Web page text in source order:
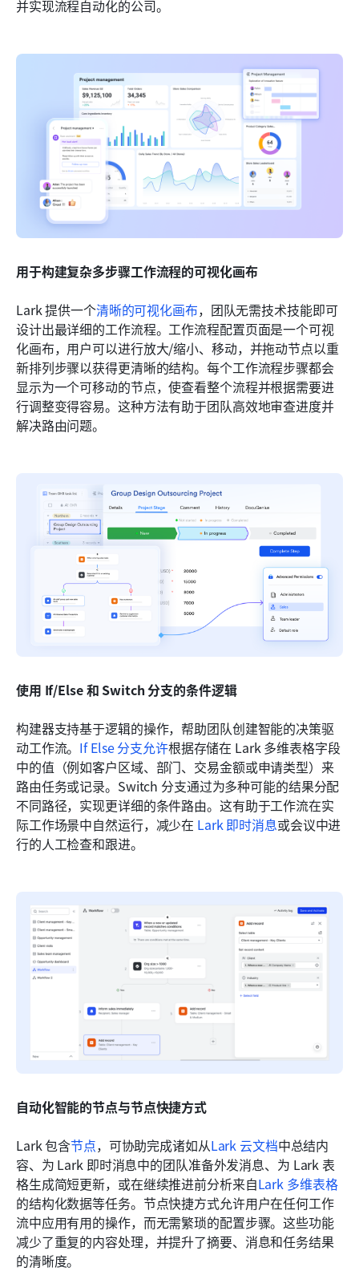
并实现流程自动化的公司。
用于构建复杂多步骤工作流程的可视化画布
Lark 提供一个清晰的可视化画布，团队无需技术技能即可
设计出最详细的工作流程。工作流程配置页面是一个可视
化画布，用户可以进行放大/缩小、移动，并拖动节点以重
新排列步骤以获得更清晰的结构。每个工作流程步骤都会
显示为一个可移动的节点，使查看整个流程并根据需要进
行调整变得容易。这种方法有助于团队高效地审查进度并
解决路由问题。
使用 If/Else 和 Switch 分支的条件逻辑
构建器支持基于逻辑的操作，帮助团队创建智能的决策驱
动工作流。 If Else 分支允许根据存储在 Lark 多维表格字段
中的值（例如客户区域、部门、交易金额或申请类型）来
路由任务或记录。Switch 分支通过为多种可能的结果分配
不同路径，实现更详细的条件路由。这有助于工作流在实
际工作场景中自然运行，减少在 Lark 即时消息或会议中进
行的人工检查和跟进。
自动化智能的节点与节点快捷方式
Lark 包含节点，可协助完成诸如从Lark 云文档中总结内
容、为 Lark 即时消息中的团队准备外发消息、为 Lark 表
格生成简短更新，或在继续推进前分析来自Lark 多维表格
的结构化数据等任务。节点快捷方式允许用户在任何工作
流中应用有用的操作，而无需繁琐的配置步骤。这些功能
减少了重复的内容处理，并提升了摘要、消息和任务结果
的清晰度。